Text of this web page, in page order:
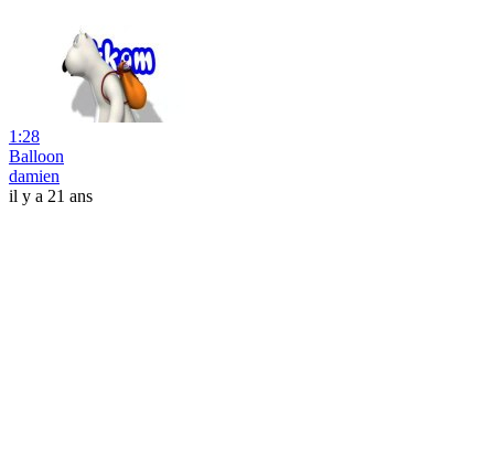
1:28
Balloon
damien
il y a 21 ans